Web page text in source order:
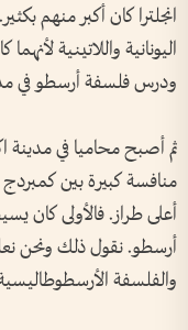
انجلترا كان أكبر منهم
اليونانية واللاتينية
ودرس فلسفة أرسطو في مدرسة
ثم أصبح محاميا في
منافسة كبيرة بين
أعلى طراز. فالأولى كان
أرسطو. نقول ذلك ونحن
والفلسفة